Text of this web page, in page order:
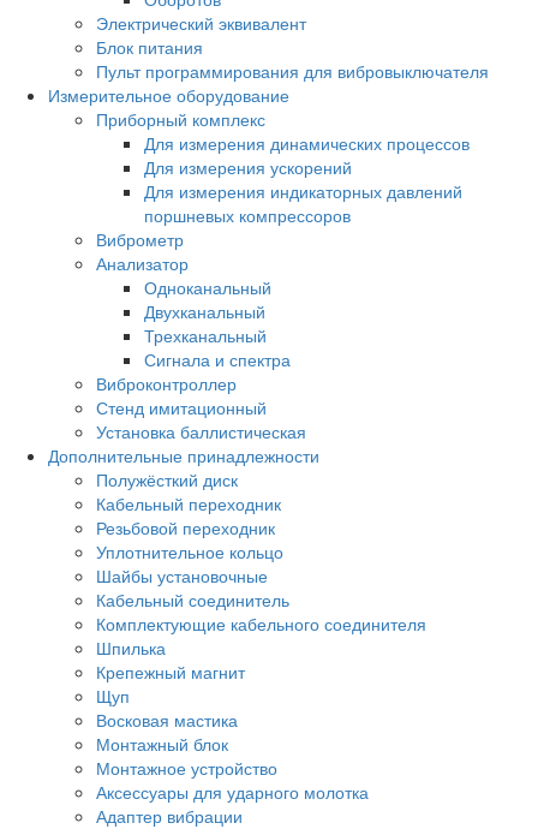
Электрический эквивалент
Блок питания
Пульт программирования для вибровыключателя
Измерительное оборудование
Приборный комплекс
Для измерения динамических процессов
Для измерения ускорений
Для измерения индикаторных давлений
поршневых компрессоров
Виброметр
Анализатор
Одноканальный
Двухканальный
Трехканальный
Сигнала и спектра
Виброконтроллер
Стенд имитационный
Установка баллистическая
Дополнительные принадлежности
Полужёсткий диск
Кабельный переходник
Резьбовой переходник
Уплотнительное кольцо
Шайбы установочные
Кабельный соединитель
Комплектующие кабельного соединителя
Шпилька
Крепежный магнит
Щуп
Восковая мастика
Монтажный блок
Монтажное устройство
Аксессуары для ударного молотка
Адаптер вибрации